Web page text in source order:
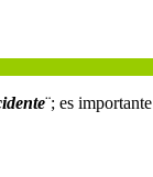
¨; es importante